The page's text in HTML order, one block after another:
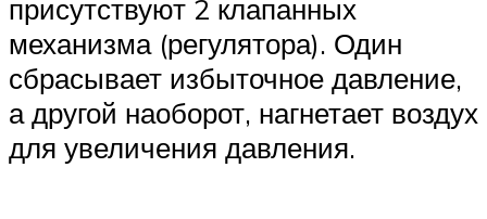
присутствуют 2 клапанных
механизма (регулятора). Один
сбрасывает избыточное давление,
а другой наоборот, нагнетает воздух
для увеличения давления.